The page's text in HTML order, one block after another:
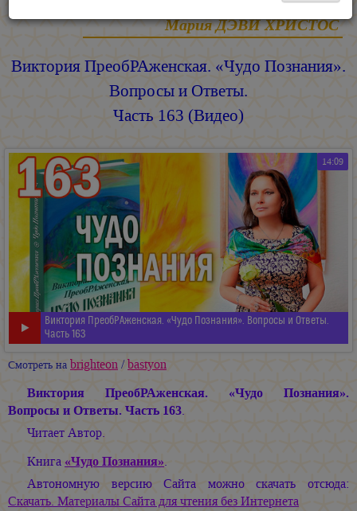
Мария ДЭВИ ХРИСТОС
Виктория ПреобРАженская. «Чудо Познания».
Вопросы и Ответы.
Часть 163 (Видео)
14:09
Виктория ПреобРАженская. «Чудо Познания». Вопросы и Ответы.
Часть 163
Смотреть на brighteon/bastyon
Виктория ПреобРАженская. «Чудо Познания».
Вопросы и Ответы. Часть 163.
Читает Автор.
Книга «Чудо Познания».
Автономную версию Сайта можно скачать отсюда:
Скачать. Материалы Сайта для чтения без Интернета